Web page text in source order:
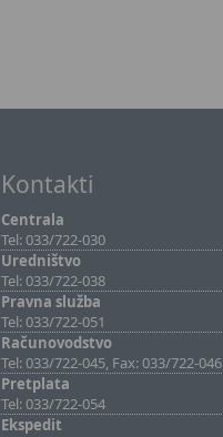
Kontakti
Centrala
Tel: 033/722-030
Uredništvo
Tel: 033/722-038
Pravna služba
Tel: 033/722-051
Računovodstvo
Tel: 033/722-045, Fax: 033/722-046
Pretplata
Tel: 033/722-054
Ekspedit